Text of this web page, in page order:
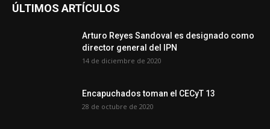
ÚLTIMOS ARTÍCULOS
Arturo Reyes Sandoval es designado como
director general del IPN
14 de diciembre de 2020
Encapuchados toman el CECyT 13
28 de octubre de 2020